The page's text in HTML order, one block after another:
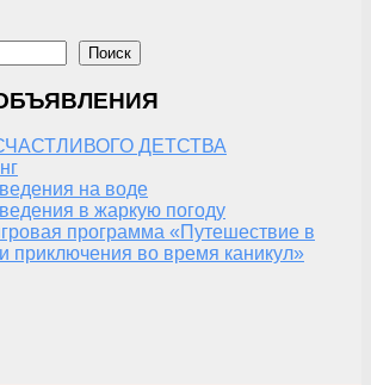
Поиск
ДЕТСТВА
на воде
в жаркую погоду
программа «Путешествие в
приключения во время каникул»